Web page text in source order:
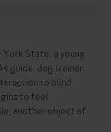
State, a young
guide-dog trainer
to blind
to feel
another object of